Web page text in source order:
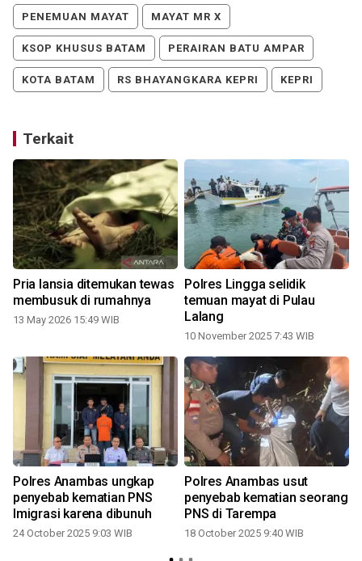
PENEMUAN MAYAT MAYAT MR X
KSOP KHUSUS BATAM PERAIRAN BATU AMPAR
KOTA BATAM RS BHAYANGKARA KEPRI KEPRI
Terkait
Pria lansia ditemukan tewas
membusuk di rumahnya
13 May 2026 15:49 WIB
Polres Lingga selidik
temuan mayat di Pulau
Lalang
10 November 2025 7:43 WIB
Polres Anambas ungkap
penyebab kematian PNS
Imigrasi karena dibunuh
24 October 2025 9:03 WIB
Polres Anambas usut
penyebab kematian seorang
PNS di Tarempa
18 October 2025 9:40 WIB